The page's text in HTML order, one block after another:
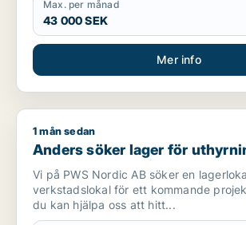
Max. per månad
43 000 SEK
Mer info
Anders söker lager för uthyrning i Ekerö
1 mån sedan
Anders söker lager för
Vi på PWS Nordic AB söker en
verkstadslokal för ett kommande
du kan hjälpa oss att hitt...